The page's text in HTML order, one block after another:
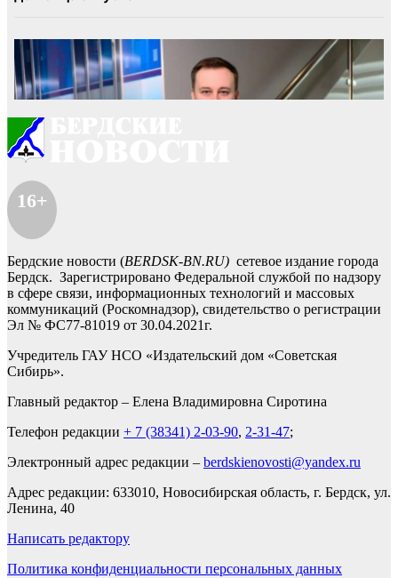
16+
Бердские новости (BERDSK-BN.RU) сетевое издание города
Бердск. Зарегистрировано Федеральной службой по надзору
в сфере связи, информационных технологий и массовых
коммуникаций (Роскомнадзор), свидетельство о регистрации
Эл № ФС77-81019 от 30.04.2021г.
Учредитель ГАУ НСО «Издательский дом «Советская
Сибирь».
Главный редактор – Елена Владимировна Сиротина
Телефон редакции + 7 (38341) 2-03-90, 2-31-47;
Электронный адрес редакции – berdskienovosti@yandex.ru
Адрес редакции: 633010, Новосибирская область, г. Бердск, ул.
Ленина, 40
Написать редактору
Политика конфиденциальности персональных данных